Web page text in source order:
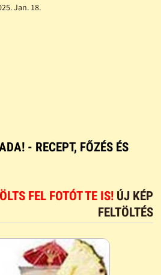
Jan. 18.
- RECEPT, FŐZÉS ÉS
FEL FOTÓT TE IS! ÚJ KÉP
FELTÖLTÉS